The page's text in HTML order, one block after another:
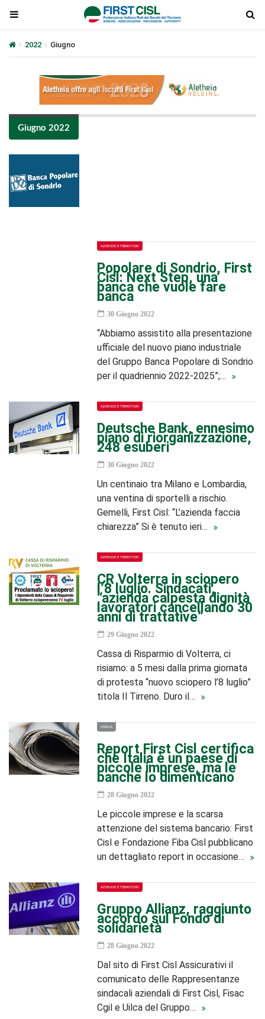
2022 Giugno
Giugno 2022
AZIENDE E TERRITORI
Popolare di Sondrio, First
Cisl: Next Step, una
banca che vuole fare
banca
30 Giugno 2022
“Abbiamo assistito alla presentazione
ufficiale del nuovo piano industriale
del Gruppo Banca Popolare di Sondrio
per il quadriennio 2022-2025”;…
AZIENDE E TERRITORI
Deutsche Bank, ennesimo
piano di riorganizzazione,
248 esuberi
30 Giugno 2022
Un centinaio tra Milano e Lombardia,
una ventina di sportelli a rischio.
Gemelli, First Cisl: “L’azienda faccia
chiarezza” Si è tenuto ieri…
AZIENDE E TERRITORI
CR Volterra in sciopero
l’8 luglio. Sindacati,
“azienda calpesta dignità
lavoratori cancellando 30
anni di trattative”
29 Giugno 2022
Cassa di Risparmio di Volterra, ci
risiamo: a 5 mesi dalla prima giornata
di protesta “nuovo sciopero l’8 luglio”
titola Il Tirreno. Duro il…
MEDIA
Report First Cisl certifica
che Italia è un paese di
piccole imprese, ma le
banche lo dimenticano
28 Giugno 2022
Le piccole imprese e la scarsa
attenzione del sistema bancario: First
Cisl e Fondazione Fiba Cisl pubblicano
un dettagliato report in occasione…
AZIENDE E TERRITORI
Gruppo Allianz, raggiunto
accordo sul Fondo di
solidarietà
28 Giugno 2022
Dal sito di First Cisl Assicurativi il
comunicato delle Rappresentanze
sindacali aziendali di First Cisl, Fisac
Cgil e Uilca del Gruppo…